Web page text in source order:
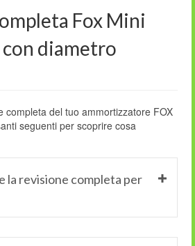
Fox Mini
diametro
completa del tuo ammortizzatore FOX
seguenti per scoprire cosa
la revisione completa per